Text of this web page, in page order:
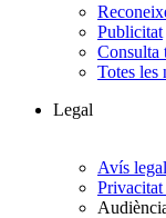
Publicitat
Consulta
Totes les
Legal
Avís legal